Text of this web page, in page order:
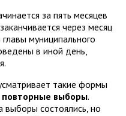
за пять месяцев
через месяц
муниципального
в иной день,
такие формы
повторные выборы.
выборы состоялись, но